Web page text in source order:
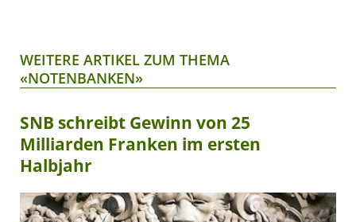
WEITERE ARTIKEL ZUM THEMA
«NOTENBANKEN»
SNB schreibt Gewinn von 25
Milliarden Franken im ersten
Halbjahr